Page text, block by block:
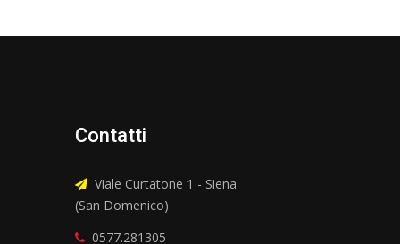
Contatti
Viale Curtatone 1 - Siena
(San Domenico)
0577.281305